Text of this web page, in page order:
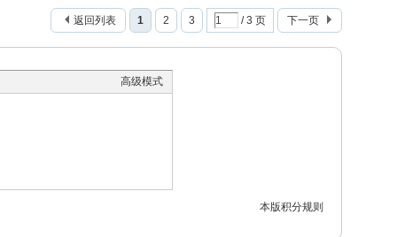
1 2 3 / 3 页 下一页
返回列表
高级模式
本版积分规则